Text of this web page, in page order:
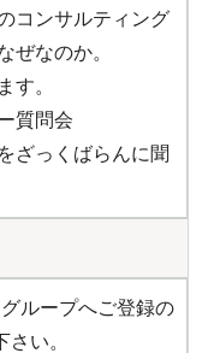
コンサルティング
ぜなのか。
す。
質問会
ざっくばらんに聞
ループへご登録の
い。